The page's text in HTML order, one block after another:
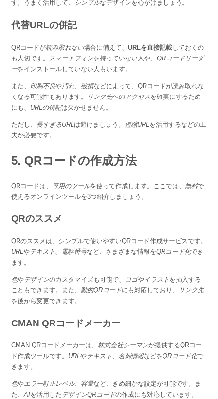
す。うまく活用して、 シンプルなデザインを心がけましょう。
代替URLの併記
QRコードが読み取れない場合に備えて、 URLを直接記載しておくの
も大切です。
スマートフォンを持っていない人や、 QRコードリーダ
ーをインストールしていない人もいます。
また、 印刷不良や汚れ 破損などによって、QRコードが読み取れな
くなる可能性もあります。
リンク先への アクセスを確実にするため
にも、 URLの併記は欠かせません。
ただし、 長すぎるURL は避けましょう。 短縮URL を活用するなどの工
夫が必要です。
5. QRコードの作成方法
QRコードは、 専用のツールを使って作成します。ここでは、 無料で
使えるオンラインツールを3つ紹介しましょう。
QRのススメ
QRのススメ は、シンプルで使いやすいQRコード作成サービスです。
URL やテキスト 電話番号など、さまざまな情報をQRコード化でき
ます。
色やデザインのカスタマイズも可能で、 ロゴやイラスト を挿入する
こともできます。また、 動的QRコードにも対応しており、
リンク先
を後から変更できます。
CMAN QRコードメーカー
CMAN QRコードメーカーは、 株式会社シーマンが提供するQRコー
ド作成ツールです。 URLやテキスト 、 名刺情報などをQRコード化で
きます。
色やエラー訂正レベル、 容量など、きめ細かな設定が可能です。ま
た、AIを活用した デザインQRコードの作成にも対応しています。